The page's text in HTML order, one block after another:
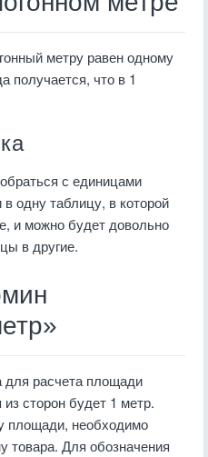
метру равен одному
получается, что в 1
с единицами
одну таблицу, в которой
и можно будет довольно
в другие.
для расчета площади
из сторон будет 1 метр.
площади, необходимо
товара. Для обозначения